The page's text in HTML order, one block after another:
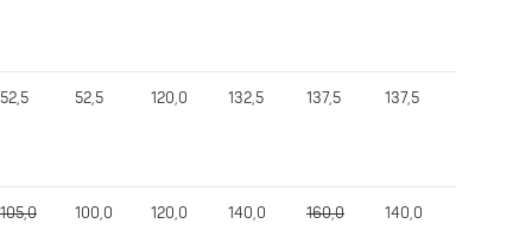
52,5 52,5 120,0 132,5 137,5 137,5
105,0 100,0 120,0 140,0 160,0 140,0